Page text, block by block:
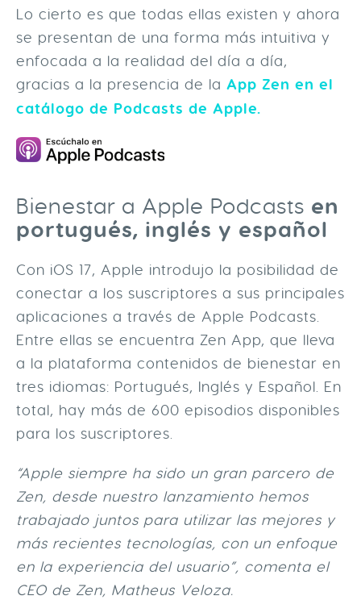
Lo cierto es que todas ellas existen y ahora
se presentan de una forma más intuitiva y
enfocada a la realidad del día a día,
gracias a la presencia de la App Zen en el
catálogo de Podcasts de Apple.
Bienestar a Apple Podcasts en
portugués, inglés y español
Con iOS 17, Apple introdujo la posibilidad de
conectar a los suscriptores a sus principales
aplicaciones a través de Apple Podcasts.
Entre ellas se encuentra Zen App, que lleva
a la plataforma contenidos de bienestar en
tres idiomas: Portugués, Inglés y Español. En
total, hay más de 600 episodios disponibles
para los suscriptores.
“Apple siempre ha sido un gran parcero de
Zen, desde nuestro lanzamiento hemos
trabajado juntos para utilizar las mejores y
más recientes tecnologías, con un enfoque
en la experiencia del usuario”, comenta el
CEO de Zen, Matheus Veloza.